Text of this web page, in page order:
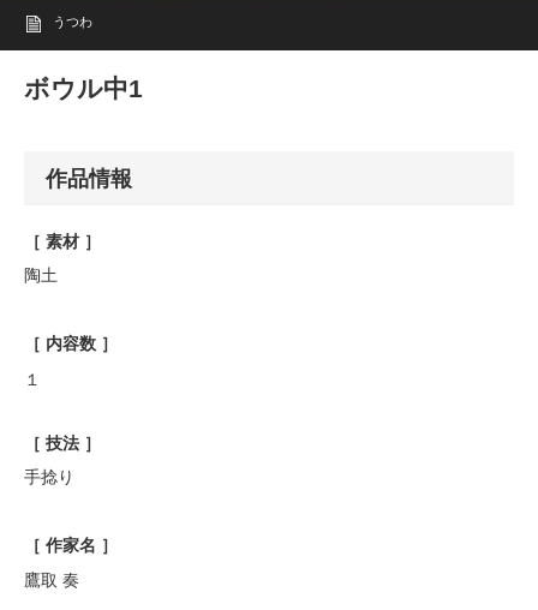
うつわ
ボウル中1
作品情報
［ 素材 ］
陶土
［ 内容数 ］
１
［ 技法 ］
手捻り
［ 作家名 ］
鷹取 奏